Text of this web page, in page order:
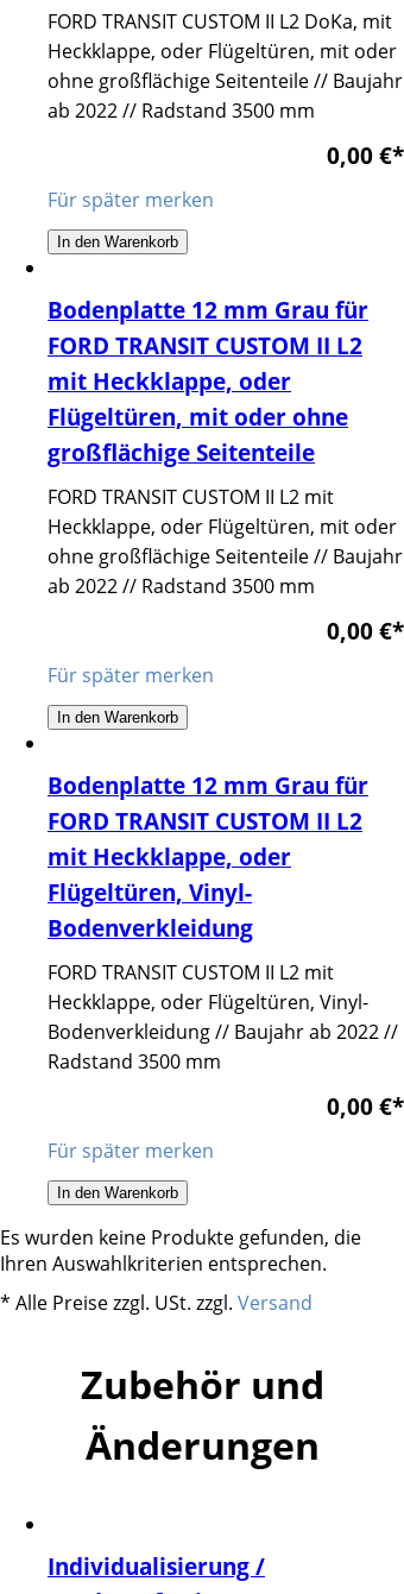
FORD TRANSIT CUSTOM II L2 DoKa, mit
Heckklappe, oder Flügeltüren, mit oder
ohne großflächige Seitenteile // Baujahr
ab 2022 // Radstand 3500 mm
0,00 €*
Für später merken
In den Warenkorb
Bodenplatte 12 mm Grau für
FORD TRANSIT CUSTOM II L2
mit Heckklappe, oder
Flügeltüren, mit oder ohne
großflächige Seitenteile
FORD TRANSIT CUSTOM II L2 mit
Heckklappe, oder Flügeltüren, mit oder
ohne großflächige Seitenteile // Baujahr
ab 2022 // Radstand 3500 mm
0,00 €*
Für später merken
In den Warenkorb
Bodenplatte 12 mm Grau für
FORD TRANSIT CUSTOM II L2
mit Heckklappe, oder
Flügeltüren, Vinyl-
Bodenverkleidung
FORD TRANSIT CUSTOM II L2 mit
Heckklappe, oder Flügeltüren, Vinyl-
Bodenverkleidung // Baujahr ab 2022 //
Radstand 3500 mm
0,00 €*
Für später merken
In den Warenkorb
Es wurden keine Produkte gefunden, die
Ihren Auswahlkriterien entsprechen.
* Alle Preise zzgl. USt. zzgl. Versand
Zubehör und
Änderungen
Individualisierung /